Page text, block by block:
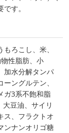
す。
ろこし、米、
性脂肪、小
加水分解タンパ
ングルテン、
ガ3系不飽和脂
大豆油、サイリ
ス、フラクトオ
ンナンオリゴ糖